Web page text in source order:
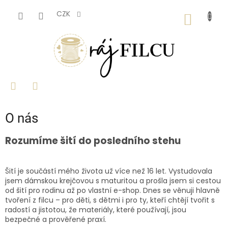
CZK
O nás
Rozumíme šití do posledního stehu
Šití je součástí mého života už více než 16 let. Vystudovala
jsem dámskou krejčovou s maturitou a prošla jsem si cestou
od šití pro rodinu až po vlastní e-shop. Dnes se věnuji hlavně
tvoření z filcu – pro děti, s dětmi i pro ty, kteří chtějí tvořit s
radostí a jistotou, že materiály, které používají, jsou
bezpečné a prověřené praxí.